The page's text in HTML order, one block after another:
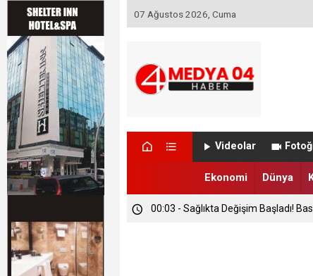
07 Ağustos 2026, Cuma
Videolar
Ekonomi Dünya
00:03 - Sağlıkta Değişim Başladı!